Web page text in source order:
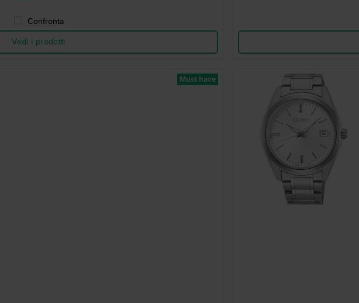
Confronta
Vedi i prodotti
Must have